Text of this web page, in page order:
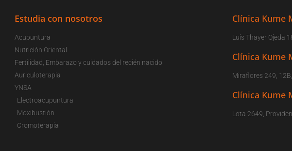
Estudia con nosotros
Acupuntura
Nutrición Oriental
Fertilidad, Embarazo y cuidados del recién nacido
Auriculoterapia
YNSA
Electroacupuntura
Moxibustión
Cromoterapia
Clínica Kume
Luis Thayer Ojeda
Clínica Kume
Miraflores 249,
Clínica Kume
Lota 2649,